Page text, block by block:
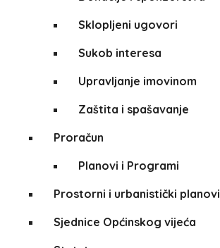
Sklopljeni ugovori
Sukob interesa
Upravljanje imovinom
Zaštita i spašavanje
Proračun
Planovi i Programi
Prostorni i urbanistički planovi
Sjednice Općinskog vijeća